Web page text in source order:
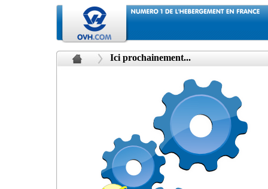
Ici prochainement...